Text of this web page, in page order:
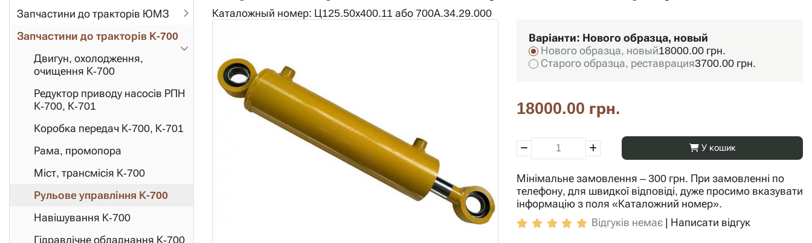
Запчастини до тракторів ЮМЗ
Запчастини до тракторів К-700
Двигун, охолодження,
очищення К-700
Редуктор приводу насосів РПН
К-700, К-701
Коробка передач К-700, К-701
Рама, промопора
Міст, трансмісія К-700
Рульове управління К-700
Навішування К-700
Гідравлічне обладнання К-700
Каталожный номер: Ц125.50х400.11 або 700А.34.29.000
Варіанти: Нового образца, новый
Нового образца, новый18000.00 грн.
Старого образца, реставрация3700.00 грн.
18000.00 грн.
У кошик
Мінімальне замовлення – 300 грн. При замовленні по
телефону, для швидкої відповіді, дуже просимо вказувати
інформацію з поля «Каталожний номер».
Відгуків немає | Написати відгук